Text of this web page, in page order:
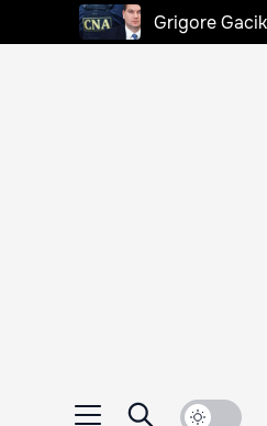
Grigore